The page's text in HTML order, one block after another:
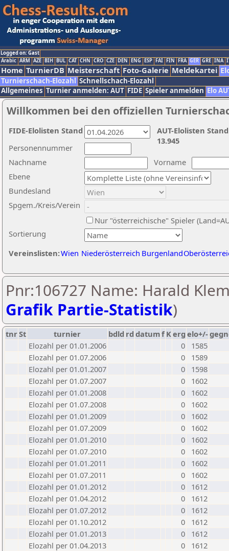
Logged on: Gast
Arabic ARM AZE BIH BUL CAT CHN CRO CZE DEN ENG ESP FAI FIN FRA GER GRE INA
Home TurnierDB Meisterschaft Foto-Galerie Meldekartei
Turnierschach-Elozahl Schnellschach-Elozahl
Allgemeines Turnier anmelden: AUT FIDE Spieler anmelden Elo
Willkommen bei den offiziellen
Nachname
Vorname
Ebene
Sortierung
Personennummer
Bundesland
Spgem./Kreis/Verein
Nur "österreichische" Spieler
Vereinslisten:Wien Niederösterreich Burgenland
AUT-Elolisten
13.945
FIDE-Elolisten Stand
Pnr:106727 Name: Harald
Grafik Partie-Statistik)
tnrSt turnier bdld rd datumf Kerg elo+/-
Elozahl per 01.01.2006
0
1585
Elozahl per 01.07.2006
0
1589
Elozahl per 01.01.2007
0
1598
Elozahl per 01.07.2007
0
1602
Elozahl per 01.01.2008
0
1602
Elozahl per 01.07.2008
0
1602
Elozahl per 01.01.2009
0
1602
Elozahl per 01.07.2009
0
1602
Elozahl per 01.01.2010
0
1602
Elozahl per 01.07.2010
0
1602
Elozahl per 01.01.2011
0
1602
Elozahl per 01.07.2011
0
1602
Elozahl per 01.01.2012
0
1612
Elozahl per 01.04.2012
0
1612
Elozahl per 01.07.2012
0
1612
Elozahl per 01.10.2012
0
1612
Elozahl per 01.01.2013
0
1612
Elozahl per 01.04.2013
0
1612